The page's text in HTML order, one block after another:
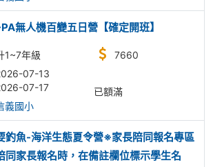
無人機百變五日營【確定開班】
1~7年級
07-13
07-17
義國小
7660
已額滿
釣魚-海洋生態夏令營※家長陪同報名專區
同家長報名時，在備註欄位標示學生名